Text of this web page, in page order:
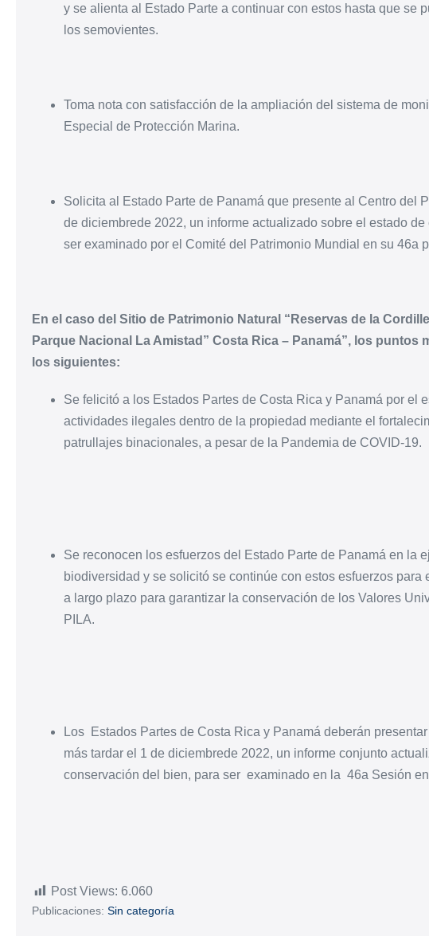
y se alienta al Estado Parte a continuar con estos hasta que se
los semovientes.
Toma nota con satisfacción de la ampliación del sistema de
Especial de Protección Marina.
Solicita al Estado Parte de Panamá que presente al Centro del
de diciembrede 2022, un informe actualizado sobre el estado
ser examinado por el Comité del Patrimonio Mundial en su 46a
En el caso del Sitio de Patrimonio Natural “Reservas de la
Parque Nacional La Amistad” Costa Rica – Panamá”, los puntos
los siguientes:
Se felicitó a los Estados Partes de Costa Rica y Panamá por el
actividades ilegales dentro de la propiedad mediante el
patrullajes binacionales, a pesar de la Pandemia de COVID-19.
Se reconocen los esfuerzos del Estado Parte de Panamá en la
biodiversidad y se solicitó se continúe con estos esfuerzos para
a largo plazo para garantizar la conservación de los Valores
PILA.
Los Estados Partes de Costa Rica y Panamá deberán
más tardar el 1 de diciembrede 2022, un informe conjunto
conservación del bien, para ser examinado en la 46a Sesión
Post Views: 6.060
Publicaciones: Sin categoría